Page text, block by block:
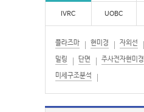
IVRC UOBC
플라즈마 현미경 자외선
밀링 단면 주사전자현미경
미세구조분석